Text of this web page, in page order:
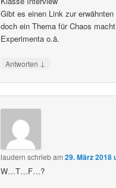
Gibt es einen Link zur
doch ein Thema für Chaos
Experimenta o.ä.
Antworten ↓
laudern schriebam29. März 2018
W…T…F…?